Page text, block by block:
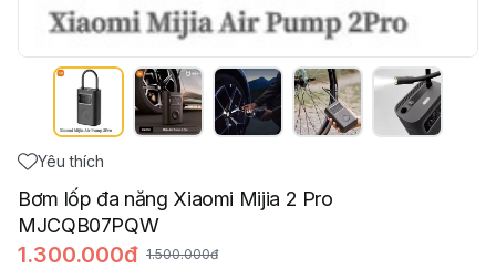
Yêu thích
Bơm lốp đa năng Xiaomi Mijia 2 Pro
MJCQB07PQW
1.300.000đ 1.500.000đ